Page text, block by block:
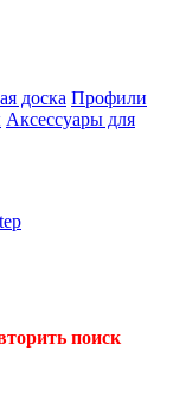
доска Профили
Аксессуары для
поиск